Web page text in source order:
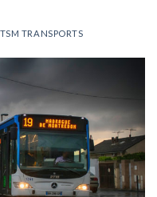
TSM TRANSPORTS